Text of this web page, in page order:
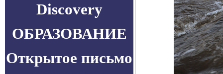
Discovery
ОБРАЗОВАНИЕ
Открытое письмо